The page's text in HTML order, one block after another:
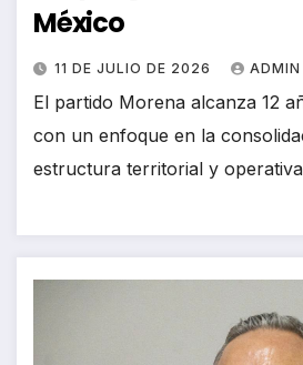
México
11 DE JULIO DE 2026 ADMIN
El partido Morena alcanza 12
con un enfoque en la
estructura territorial y